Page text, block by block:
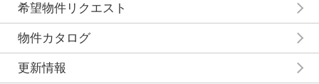
希望物件リクエスト
物件カタログ
更新情報